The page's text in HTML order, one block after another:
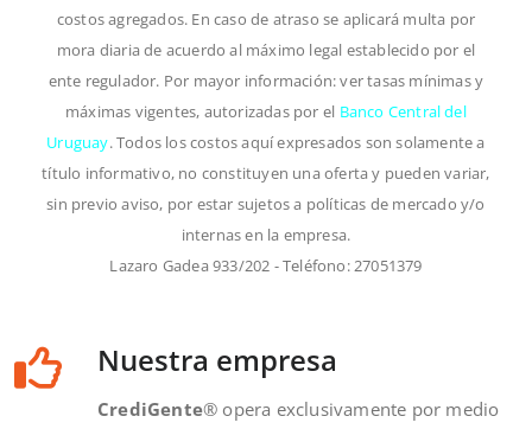
costos agregados. En caso de atraso se aplicará multa por
mora diaria de acuerdo al máximo legal establecido por el
ente regulador. Por mayor información: ver tasas mínimas y
máximas vigentes, autorizadas por el Banco Central del
Uruguay.Todos los costos aquí expresados son solamente a
título informativo, no constituyen una oferta y pueden variar,
sin previo aviso, por estar sujetos a políticas de mercado y/o
internas en la empresa.
Lazaro Gadea 933/202 - Teléfono: 27051379
Nuestra empresa
CrediGente® opera exclusivamente por medio